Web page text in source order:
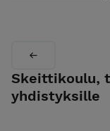
Skeittikoulu,
yhdistyksille